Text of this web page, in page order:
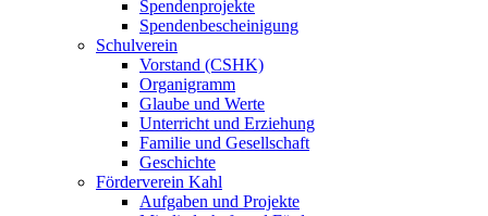
Spendenprojekte
Spendenbescheinigung
Schulverein
Vorstand (CSHK)
Organigramm
Glaube und Werte
Unterricht und Erziehung
Familie und Gesellschaft
Geschichte
Förderverein Kahl
Aufgaben und Projekte